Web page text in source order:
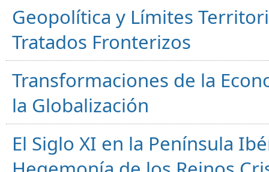
Geopolítica y Límites
Tratados Fronterizos
Transformaciones de la
la Globalización
El Siglo XI en la Península